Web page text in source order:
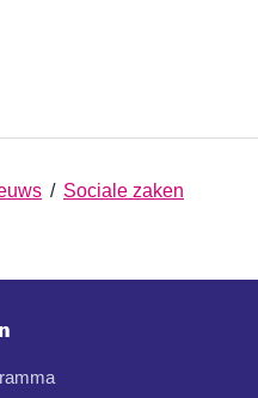
/ Sociale zaken